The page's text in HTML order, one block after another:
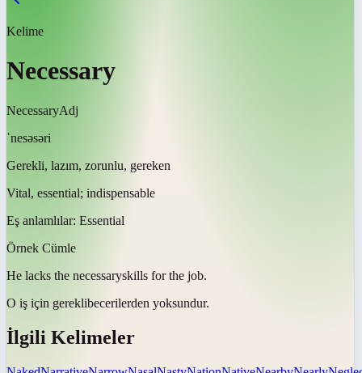
Kelime
Necessary
NecessaryAdj
ˈnesəsəri
Gerekli, lazım, zorunlu, gereken
Vital, essential; indispensable
Eş anlamlılar: Essential
Örnek Cümle
He lacks the necessaryskills for the job.
O iş için gereklibecerilerden yoksundur.
İlgili Kelimeler